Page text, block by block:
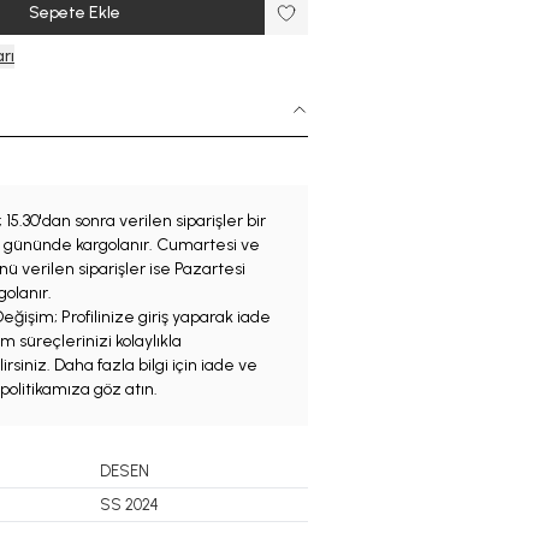
Sepete Ekle
15.30'dan sonra verilen siparişler bir
gününde kargolanır. Cumartesi ve
verilen siparişler ise Pazartesi
Profilinize giriş yaparak iade
süreçlerinizi kolaylıkla
Daha fazla bilgi için iade ve
göz atın.
DESEN
SS 2024